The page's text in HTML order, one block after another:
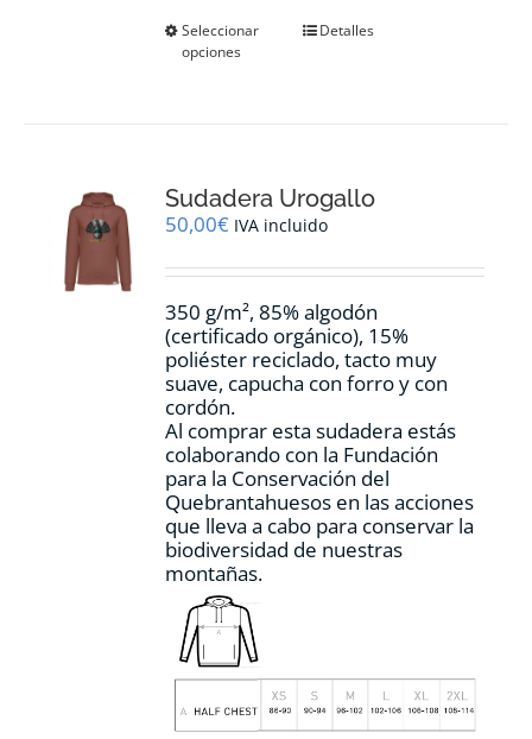
Seleccionar
opciones
Este
se
pueden
en
página
de
producto
Detalles
Sudadera Urogallo
50,00€ IVA incluido
350 g/m², 85% algodón
(certificado orgánico), 15%
poliéster reciclado, tacto muy
suave, capucha con forro y con
cordón.
Al comprar esta sudadera estás
colaborando con la Fundación
para la Conservación del
Quebrantahuesos en las acciones
que lleva a cabo para conservar la
biodiversidad de nuestras
montañas.